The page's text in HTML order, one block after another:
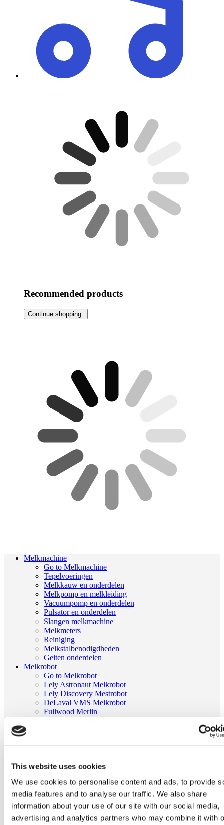
This website uses cookies
We use cookies to personalise content and ads, to provide
media features and to analyse our traffic. We also share
information about your use of our site with our social media,
advertising and analytics partners who may combine it with
Recommended products
Continue shopping
Melkmachine
Go to Melkmachine
Tepelvoeringen
Melkkauw en onderdelen
Melkpomp en melkleiding
Vacuumpomp en onderdelen
Pulsator en onderdelen
Slangen melkmachine
Melkmeters
Reiniging
Melkstalbenodigdheden
Geiten onderdelen
Melkrobot
Go to Melkrobot
Lely Astronaut Melkrobot
Lely Discovery Mestrobot
DeLaval VMS Melkrobot
Fullwood Merlin
Stal benodigdheden
Minimelkers
Skelex
Melkmachine
Tepelvoeringen